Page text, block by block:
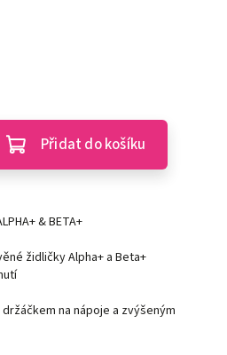
Přidat do košíku
& BETA+
židličky Alpha+ a Beta+
na nápoje a zvýšeným